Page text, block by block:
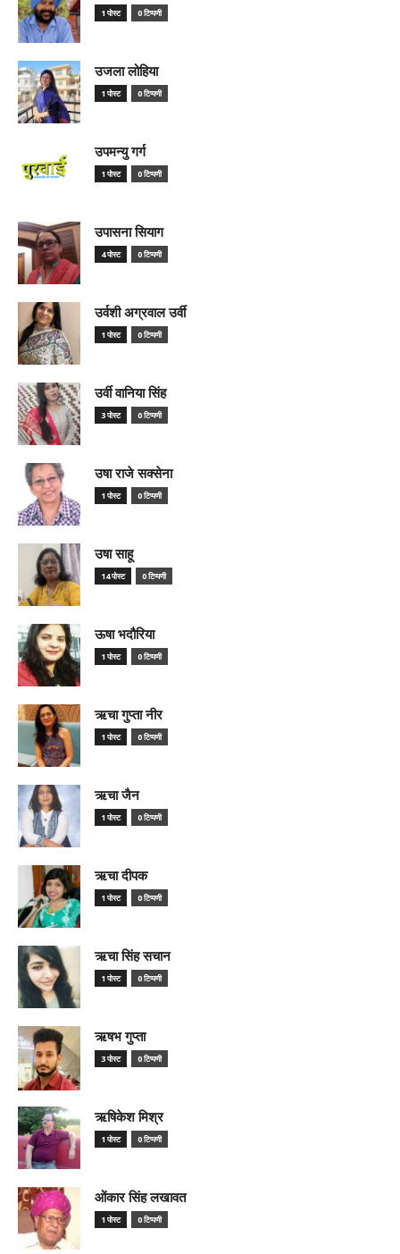
1 पोस्ट 0 टिप्पणी
उजला लोहिया
1 पोस्ट 0 टिप्पणी
उपमन्यु गर्ग
1 पोस्ट 0 टिप्पणी
उपासना सियाग
4 पोस्ट 0 टिप्पणी
उर्वशी अग्रवाल उर्वी
1 पोस्ट 0 टिप्पणी
उर्वी वानिया सिंह
3 पोस्ट 0 टिप्पणी
उषा राजे सक्सेना
1 पोस्ट 0 टिप्पणी
उषा साहू
14 पोस्ट 0 टिप्पणी
ऊषा भदौरिया
1 पोस्ट 0 टिप्पणी
ऋचा गुप्ता नीर
1 पोस्ट 0 टिप्पणी
ऋचा जैन
1 पोस्ट 0 टिप्पणी
ऋचा दीपक
1 पोस्ट 0 टिप्पणी
ऋचा सिंह सचान
1 पोस्ट 0 टिप्पणी
ऋषभ गुप्ता
3 पोस्ट 0 टिप्पणी
ऋषिकेश मिश्र
1 पोस्ट 0 टिप्पणी
ओंकार सिंह लखावत
1 पोस्ट 0 टिप्पणी